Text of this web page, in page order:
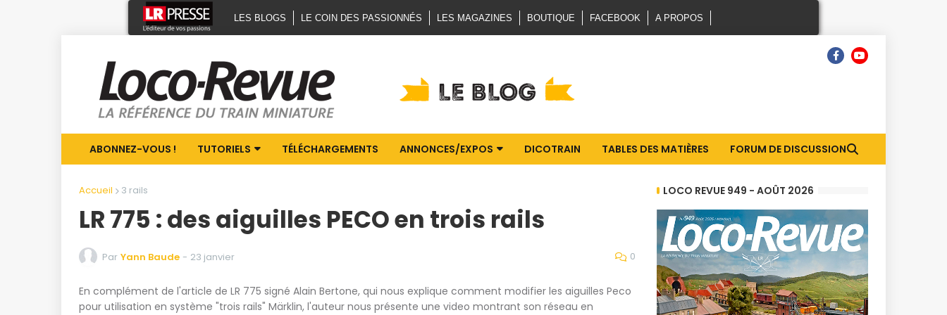
LES BLOGS LE COIN DES PASSIONNÉS LES MAGAZINES BOUTIQUE FACEBOOK A PROPOS
ABONNEZ-VOUS ! TUTORIELS TÉLÉCHARGEMENTS ANNONCES/EXPOS DICOTRAIN TABLES DES MATIÈRES FORUM DE DISCUSSION
Accueil 3 rails
LR 775 : des aiguilles PECO en trois rails
Par Yann Baude - 23 janvier 0
En complément de l'article de LR 775 signé Alain Bertone, qui nous explique comment modifier les aiguilles Peco
pour utilisation en système "trois rails" Märklin, l'auteur nous présente une video montrant son réseau en
LOCO REVUE 949 - AOÛT 2026